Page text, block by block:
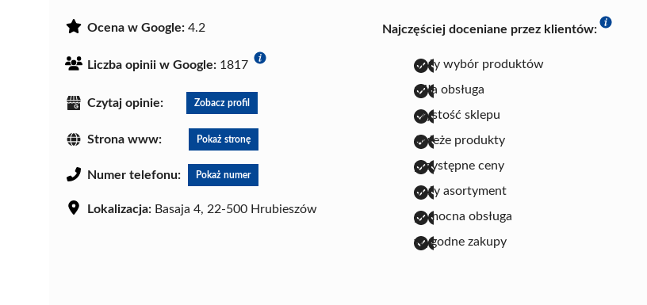
Ocena w Google: 4.2
Liczba opinii w Google: 1817
Czytaj opinie: Zobacz profil
Strona www: Pokaż stronę
Numer telefonu: Pokaż numer
Lokalizacja: Basaja 4, 22-500 Hrubieszów
Najczęściej doceniane przez klientów:
duży wybór produktów
miła obsługa
czystość sklepu
świeże produkty
przystępne ceny
duży asortyment
pomocna obsługa
wygodne zakupy